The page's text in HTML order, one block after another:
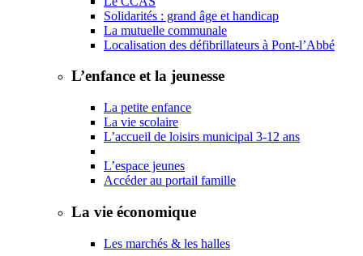
Solidarités : grand âge et handicap
La mutuelle communale
Localisation des défibrillateurs à Pont-l’Abbé
L’enfance et la jeunesse
La petite enfance
La vie scolaire
L’accueil de loisirs municipal 3-12 ans
L’espace jeunes
Accéder au portail famille
La vie économique
Les marchés & les halles